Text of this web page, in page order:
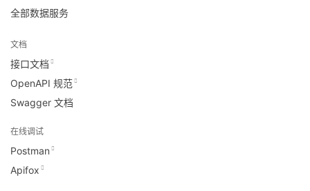
全部数据服务
文档
接口文档
OpenAPI 规范
Swagger 文档
在线调试
Postman
Apifox